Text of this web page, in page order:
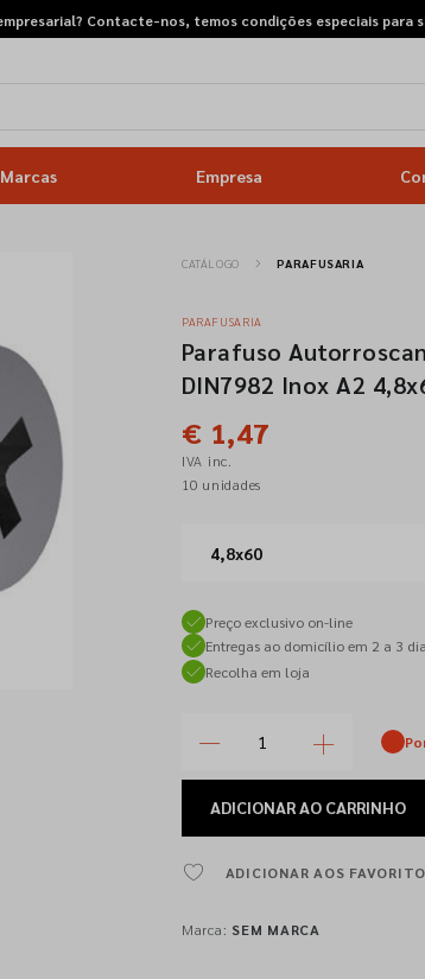
Contacte-nos, temos condições especiais para
Marcas Empresa
CATÁLOGO PARAFUSARIA
PARAFUSARIA
Parafuso
DIN7982 Inox A2
€ 1,47
IVA inc.
10 unidades
4,8x60
Preço exclusivo on-line
Entregas ao domicílio em 2 a 3
Recolha em loja
ADICIONARAO CARRINHO
ADICIONAR AOS
Marca: SEM MARCA